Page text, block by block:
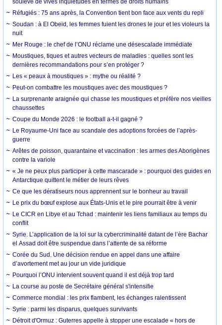
soulève de vives inquiétudes en termes de droits humains
Réfugiés : 75 ans après, la Convention tient bon face aux vents du repli
Soudan : à El Obeid, les femmes fuient les drones le jour et les violeurs la
nuit
Mer Rouge : le chef de l’ONU réclame une désescalade immédiate
Moustiques, tiques et autres vecteurs de maladies : quelles sont les
dernières recommandations pour s’en protéger ?
Les « peaux à moustiques » : mythe ou réalité ?
Peut-on combattre les moustiques avec des moustiques ?
La surprenante araignée qui chasse les moustiques et préfère nos vieilles
chaussettes
Coupe du Monde 2026 : le football a-t-il gagné ?
Le Royaume-Uni face au scandale des adoptions forcées de l’après-
guerre
Arêtes de poisson, quarantaine et vaccination : les armes des Aborigènes
contre la variole
« Je ne peux plus participer à cette mascarade » : pourquoi des guides en
Antarctique quittent le métier de leurs rêves
Ce que les dératiseurs nous apprennent sur le bonheur au travail
Le prix du bœuf explose aux États-Unis et le pire pourrait être à venir
Le CICR en Libye et au Tchad : maintenir les liens familiaux au temps du
conflit
Syrie. L’application de la loi sur la cybercriminalité datant de l’ère Bachar
el Assad doit être suspendue dans l’attente de sa réforme
Corée du Sud. Une décision rendue en appel dans une affaire
d’avortement met au jour un vide juridique
Pourquoi l’ONU intervient souvent quand il est déjà trop tard
La course au poste de Secrétaire général s'intensifie
Commerce mondial : les prix flambent, les échanges ralentissent
Syrie : parmi les disparus, quelques survivants
Détroit d'Ormuz : Guterres appelle à stopper une escalade « hors de